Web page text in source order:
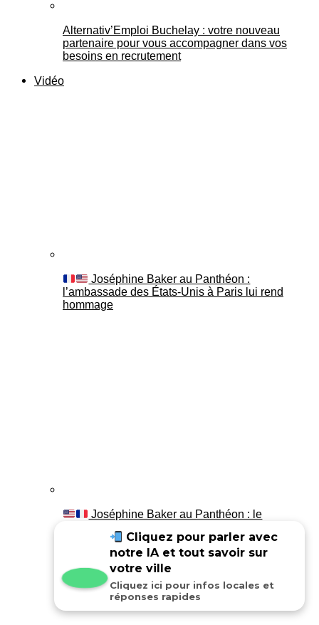
Alternativ’Emploi Buchelay : votre nouveau
partenaire pour vous accompagner dans vos
besoins en recrutement
Vidéo
Joséphine Baker au Panthéon :
l’ambassade des États-Unis à Paris lui rend
hommage
Joséphine Baker au Panthéon : le
Cliquez pour parler avec
notre IA et tout savoir sur
votre ville
Cliquez ici pour infos locales et
réponses rapides